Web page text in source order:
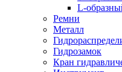
L-
Ремни
Металл
Гидрозамок
Кран